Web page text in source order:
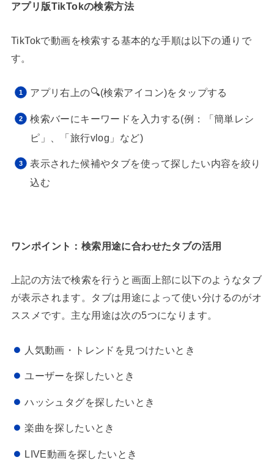
アプリ版TikTokの検索方法
TikTokで動画を検索する基本的な手順は以下の通りで
す。
アプリ右上の🔍(検索アイコン)をタップする
検索バーにキーワードを入力する(例：「簡単レシ
ピ」、「旅行vlog」など)
表示された候補やタブを使って探したい内容を絞り
込む
ワンポイント：検索用途に合わせたタブの活用
上記の方法で検索を行うと画面上部に以下のようなタブ
が表示されます。タブは用途によって使い分けるのがオ
ススメです。主な用途は次の5つになります。
人気動画・トレンドを見つけたいとき
ユーザーを探したいとき
ハッシュタグを探したいとき
楽曲を探したいとき
LIVE動画を探したいとき